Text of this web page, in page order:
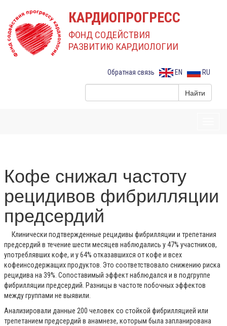
КАРДИОПРОГРЕСС
ФОНД СОДЕЙСТВИЯ
РАЗВИТИЮ КАРДИОЛОГИИ
RU
EN
Обратная связь
Кофе снижал частоту
рецидивов фибрилляции
предсердий
Клинически подтвержденные рецидивы фибрилляции и трепетания
предсердий в течение шести месяцев наблюдались у 47% участников,
употреблявших кофе, и у 64% отказавшихся от кофе и всех
кофеинсодержащих продуктов. Это соответствовало снижению риска
рецидива на 39%. Сопоставимый эффект наблюдался и в подгруппе
фибрилляции предсердий. Разницы в частоте побочных эффектов
между группами не выявили.
Анализировали данные 200 человек со стойкой фибрилляцией или
трепетанием предсердий в анамнезе, которым была запланирована